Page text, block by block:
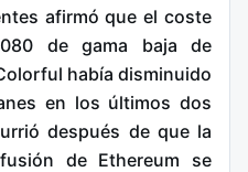
afirmó que el coste
de gama baja de
había disminuido
en los últimos dos
después de que la
de Ethereum se